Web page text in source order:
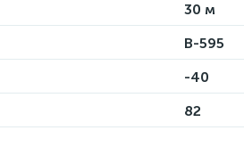
30 м
B-595
-40
82